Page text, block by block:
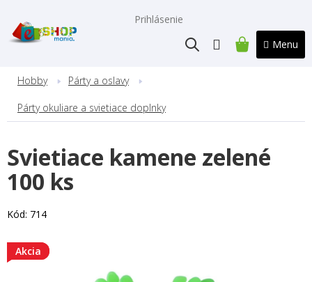
obsah
Prihlásenie
NÁKUPNÝ
Hobby Párty a oslavy
Párty okuliare a svietiace doplnky
Svietiace kamene zelené
100 ks
Kód: 714
Akcia
Akcia